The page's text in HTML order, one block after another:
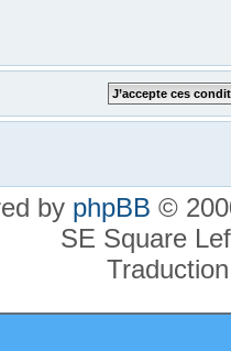
by phpBB ©
SE Square